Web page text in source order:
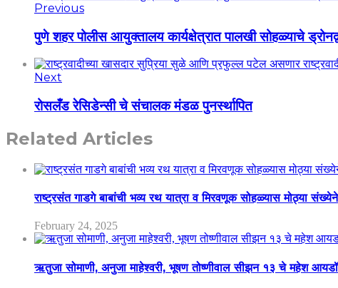
Previous
पुणे शहर पोलीस आयुक्तालय कार्यक्षेत्रात पालखी सोहळ्याचे
Next
रोसलँड रेसिडेन्सी चे संचालक मंडळ पुनर्स्थापित
Related Articles
राष्ट्रसंत गाडगे बाबांची भव्य रथ यात्रा व मिरवणूक सोहळ्यास मोठ्या
February 24, 2025
ऋतुजा सोमाणी, अनुजा माहेश्वरी, भूषण तोष्णीवाल सीझन १३ चे महेश